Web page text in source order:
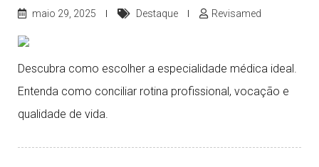
maio 29, 2025 Destaque Revisamed
Descubra como escolher a especialidade médica ideal.
Entenda como conciliar rotina profissional, vocação e
qualidade de vida.